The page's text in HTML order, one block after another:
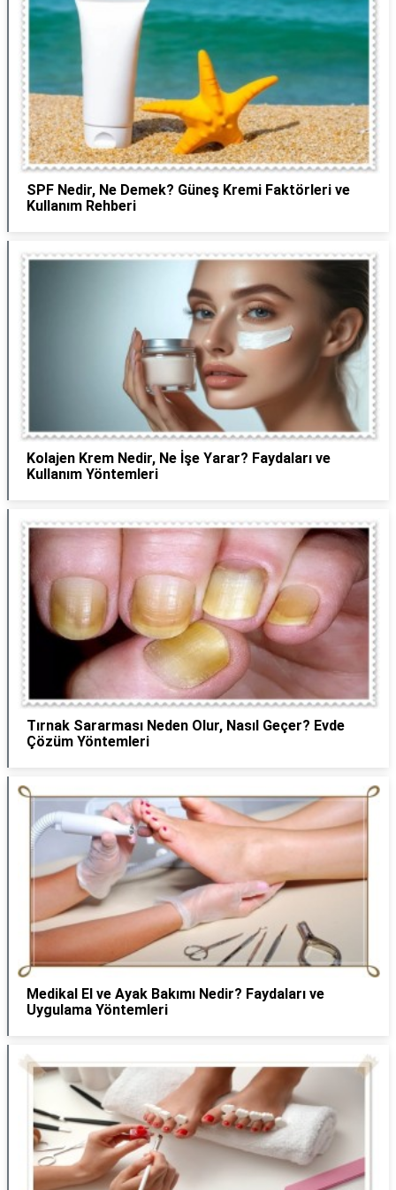
SPF Nedir, Ne Demek? Güneş Kremi Faktörleri ve
Kullanım Rehberi
Kolajen Krem Nedir, Ne İşe Yarar? Faydaları ve
Kullanım Yöntemleri
Tırnak Sararması Neden Olur, Nasıl Geçer? Evde
Çözüm Yöntemleri
Medikal El ve Ayak Bakımı Nedir? Faydaları ve
Uygulama Yöntemleri